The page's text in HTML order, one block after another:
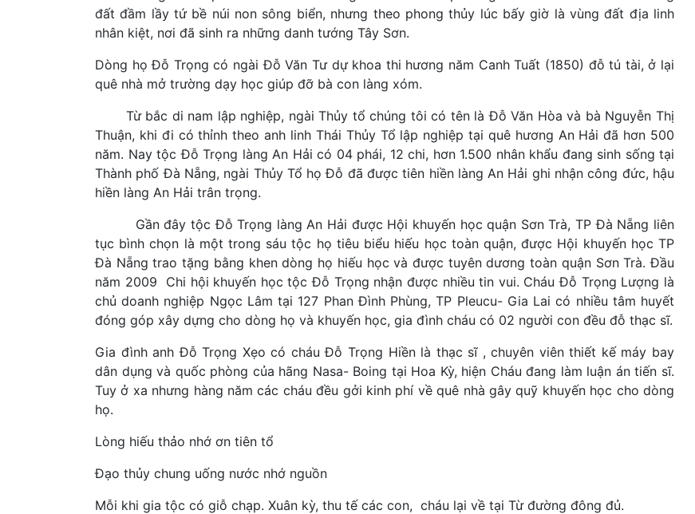
đất đầm lầy tứ bề núi non sông biển, nhưng theo phong thủy lúc bấy giờ là vùng đất địa linh
nhân kiệt, nơi đã sinh ra những danh tướng Tây Sơn.
Dòng họ Đỗ Trọng có ngài Đỗ Văn Tư dự khoa thi hương năm Canh Tuất (1850) đỗ tú tài, ở lại
quê nhà mở trường dạy học giúp đỡ bà con làng xóm.
Từ bắc di nam lập nghiệp, ngài Thủy tổ chúng tôi có tên là Đỗ Văn Hòa và bà Nguyễn Thị
Thuận, khi đi có thỉnh theo anh linh Thái Thủy Tổ lập nghiệp tại quê hương An Hải đã hơn 500
năm. Nay tộc Đỗ Trọng làng An Hải có 04 phái, 12 chi, hơn 1.500 nhân khẩu đang sinh sống tại
Thành phố Đà Nẵng, ngài Thủy Tổ họ Đỗ đã được tiên hiền làng An Hải ghi nhận công đức, hậu
hiền làng An Hải trân trọng.
Gần đây tộc Đỗ Trọng làng An Hải được Hội khuyến học quận Sơn Trà, TP Đà Nẵng liên
tục bình chọn là một trong sáu tộc họ tiêu biểu hiếu học toàn quận, được Hội khuyến học TP
Đà Nẵng trao tặng bằng khen dòng họ hiếu học và được tuyên dương toàn quận Sơn Trà. Đầu
năm 2009 Chi hội khuyến học tộc Đỗ Trọng nhận được nhiều tin vui. Cháu Đỗ Trọng Lượng là
chủ doanh nghiệp Ngọc Lâm tại 127 Phan Đình Phùng, TP Pleucu- Gia Lai có nhiều tâm huyết
đóng góp xây dựng cho dòng họ và khuyến học, gia đình cháu có 02 người con đều đỗ thạc sĩ.
Gia đình anh Đỗ Trọng Xẹo có cháu Đỗ Trọng Hiền là thạc sĩ , chuyên viên thiết kế máy bay
dân dụng và quốc phòng của hãng Nasa- Boing tại Hoa Kỳ, hiện Cháu đang làm luận án tiến sĩ.
Tuy ở xa nhưng hàng năm các cháu đều gởi kinh phí về quê nhà gây quỹ khuyến học cho dòng
họ.
Lòng hiếu thảo nhớ ơn tiên tổ
Đạo thủy chung uống nước nhớ nguồn
Mỗi khi gia tộc có giỗ chạp. Xuân kỳ, thu tế các con, cháu lại về tại Từ đường đông đủ.